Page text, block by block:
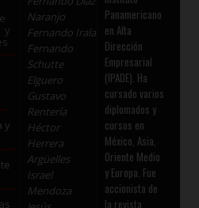
y
Naranjo
Fernando Irala
Fernando
Schutte
Elguero
Gustavo
Rentería
Héctor
Herrera
Argüelles
Israel
Mendoza
Panamericano
en Alta
Dirección
Empresarial
(IPADE). Ha
cursado varios
diplomados y
cursos en
México, Asia,
Oriente Medio
y Europa. Fue
accionista de
la revista